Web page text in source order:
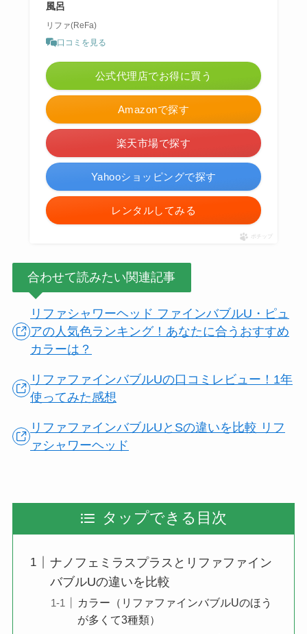
風呂
リファ(ReFa)
口コミを見る
Amazonで探す
楽天市場で探す
Yahooショッピングで探す
公式代理店でお得に買う
レンタルしてみる
ポチップ
合わせて読みたい関連記事
リファシャワーヘッド ファインバブルU・ピュ
アの人気色ランキング！あなたに合うおすすめ
カラーは？
リファファインバブルUの口コミレビュー！1年
使ってみた感想
リファファインバブルUとSの違いを比較 リフ
ァシャワーヘッド
タップできる目次
ナノフェミラスプラスとリファファイン
バブルUの違いを比較
カラー（リファファインバブルUのほう
が多くて3種類）